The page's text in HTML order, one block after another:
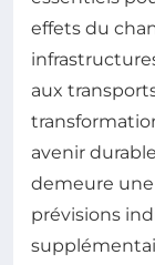
effets du
aux
avenir
demeure
prévisions